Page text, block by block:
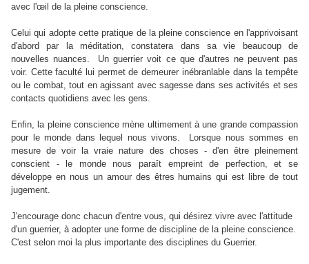
avec l'œil de la pleine conscience.
Celui qui adopte cette pratique de la pleine conscience en l'apprivoisant
d'abord par la méditation, constatera dans sa vie beaucoup de
nouvelles nuances. Un guerrier voit ce que d'autres ne peuvent pas
voir. Cette faculté lui permet de demeurer inébranlable dans la tempête
ou le combat, tout en agissant avec sagesse dans ses activités et ses
contacts quotidiens avec les gens.
Enfin, la pleine conscience mène ultimement à une grande compassion
pour le monde dans lequel nous vivons. Lorsque nous sommes en
mesure de voir la vraie nature des choses - d'en être pleinement
conscient - le monde nous paraît empreint de perfection, et se
développe en nous un amour des êtres humains qui est libre de tout
jugement.
J'encourage donc chacun d'entre vous, qui désirez vivre avec l'attitude
d'un guerrier, à adopter une forme de discipline de la pleine conscience.
C'est selon moi la plus importante des disciplines du Guerrier.